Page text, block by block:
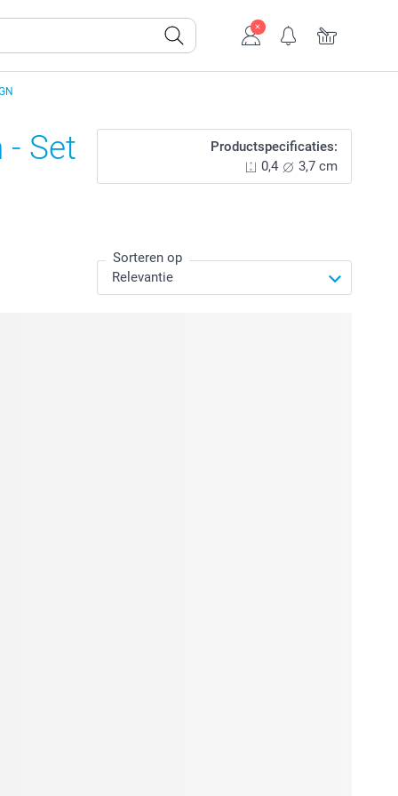
Set
Productspecificaties:
0,4
3,7 cm
Sorteren op